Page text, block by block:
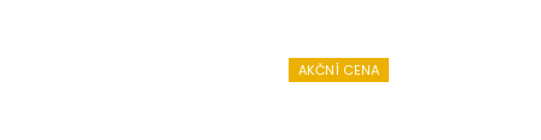
AKČNÍ CENA